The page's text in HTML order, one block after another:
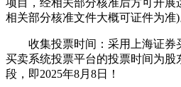
相关部分核准文件大概可证件为准)
收集投票时间：采用上海证券
买卖系统投票平台的投票时间为股
段，即2025年8月8日！